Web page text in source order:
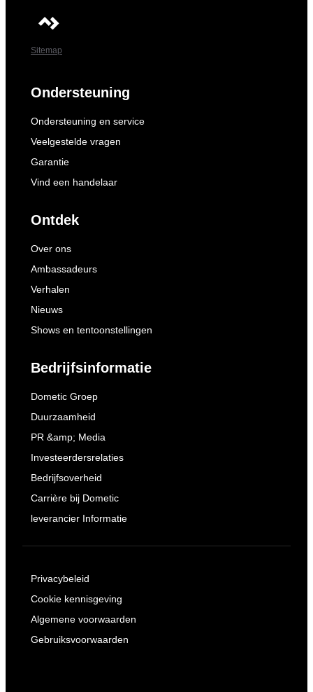
Sitemap
Ondersteuning
Ondersteuning en service
Veelgestelde vragen
Garantie
Vind een handelaar
Ontdek
Over ons
Ambassadeurs
Verhalen
Nieuws
Shows en tentoonstellingen
Bedrijfsinformatie
Dometic Groep
Duurzaamheid
PR &amp; Media
Investeerdersrelaties
Bedrijfsoverheid
Carrière bij Dometic
leverancier Informatie
Privacybeleid
Cookie kennisgeving
Algemene voorwaarden
Gebruiksvoorwaarden